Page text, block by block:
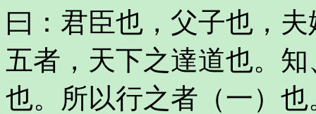
曰：君臣也，父子也，
五者，天下之達道也。
也。所以行之者（一）